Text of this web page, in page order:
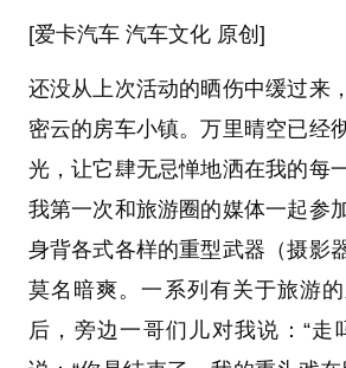
[爱卡汽车 汽车文化 原创]
还没从上次活动的晒伤中缓过来
密云的房车小镇。万里晴空已经
光，让它肆无忌惮地洒在我的每
我第一次和旅游圈的媒体一起参
身背各式各样的重型武器（摄影
莫名暗爽。一系列有关于旅游
后，旁边一哥们儿对我说：“走